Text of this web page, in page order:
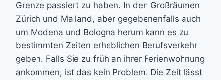
Grenze passiert zu haben. In den Großräumen
Zürich und Mailand, aber gegebenenfalls auch
um Modena und Bologna herum kann es zu
bestimmten Zeiten erheblichen Berufsverkehr
geben. Falls Sie zu früh an ihrer Ferienwohnung
ankommen, ist das kein Problem. Die Zeit lässt